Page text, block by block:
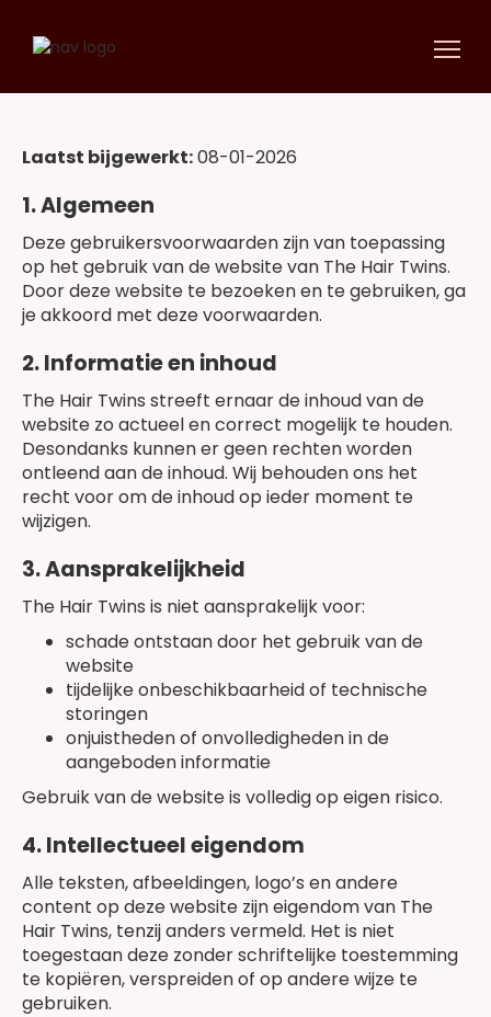
Laatst bijgewerkt:08-01-2026
1. Algemeen
Deze gebruikersvoorwaarden zijn van toepassing
op het gebruik van de website van The Hair Twins.
Door deze website te bezoeken en te gebruiken, ga
je akkoord met deze voorwaarden.
2. Informatie en inhoud
The Hair Twins streeft ernaar de inhoud van de
website zo actueel en correct mogelijk te houden.
Desondanks kunnen er geen rechten worden
ontleend aan de inhoud. Wij behouden ons het
recht voor om de inhoud op ieder moment te
wijzigen.
3. Aansprakelijkheid
The Hair Twins is niet aansprakelijk voor:
schade ontstaan door het gebruik van de
website
tijdelijke onbeschikbaarheid of technische
storingen
onjuistheden of onvolledigheden in de
aangeboden informatie
Gebruik van de website is volledig op eigen risico.
4. Intellectueel eigendom
Alle teksten, afbeeldingen, logo’s en andere
content op deze website zijn eigendom van The
Hair Twins, tenzij anders vermeld. Het is niet
toegestaan deze zonder schriftelijke toestemming
te kopiëren, verspreiden of op andere wijze te
gebruiken.